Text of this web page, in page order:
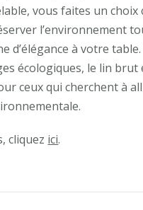
vous faites un choix
l’environnement
d’élégance à votre table.
écologiques, le lin brut
ceux qui cherchent à
cliquez ici.